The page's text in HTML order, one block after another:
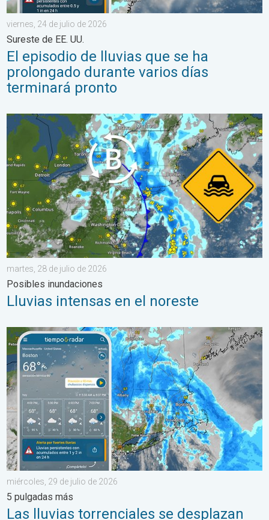
viernes, 24 de julio de 2026
Sureste de EE. UU.
El episodio de lluvias que se ha
prolongado durante varios días
terminará pronto
Lluvias intensas en el noreste. Posibles inundaciones. . .
martes, 28 de julio de 2026
Posibles inundaciones
Lluvias intensas en el noreste
Las lluvias torrenciales se desplazan hacia el norte a lo
miércoles, 29 de julio de 2026
5 pulgadas más
Las lluvias torrenciales se desplazan